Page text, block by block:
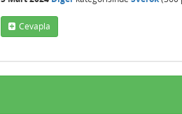
Cevapla